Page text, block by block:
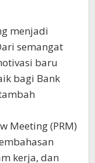
menjadi
semangat
baru
bagi Bank
Meeting (PRM)
kerja, dan